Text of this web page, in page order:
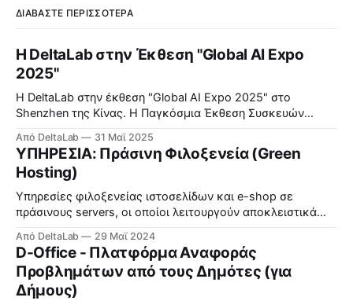
ΔΙΑΒΆΣΤΕ ΠΕΡΙΣΣΌΤΕΡΑ
Η DeltaLab στην Έκθεση "Global AI Expo
2025"
Η DeltaLab στην έκθεση "Global AI Expo 2025" στο
Shenzhen της Κίνας. Η Παγκόσμια Έκθεση Συσκευών
εμπορική έκθεση της Κίνας αφιερωμένη εξ ολοκλήρου σε
έξυπνες συσκευές τεχνητής νοημοσύνης (ΤΝ) — άνοιξε
επίσημα στο Συνεδριακό και Εκθεσιακό Κέντρο Shenzhen
στην περιοχή Futian στις 22
Από DeltaLab 31 Μαϊ 2025
ΥΠΗΡΕΣΙΑ: Πράσινη Φιλοξενεία (Green
Hosting)
Υπηρεσίες φιλοξενείας ιστοσελίδων και e-shop σε
πράσινους servers, οι οποίοι λειτουργούν αποκλειστικά
βελτιστοποιημένοι για καλύτερη ενεργειακή απόδοση.
Δείτε περισσότερα εδώ.
Από DeltaLab 29 Μαϊ 2024
D-Office - Πλατφόρμα Αναφοράς
Προβλημάτων από τους Δημότες (για
Δήμους)